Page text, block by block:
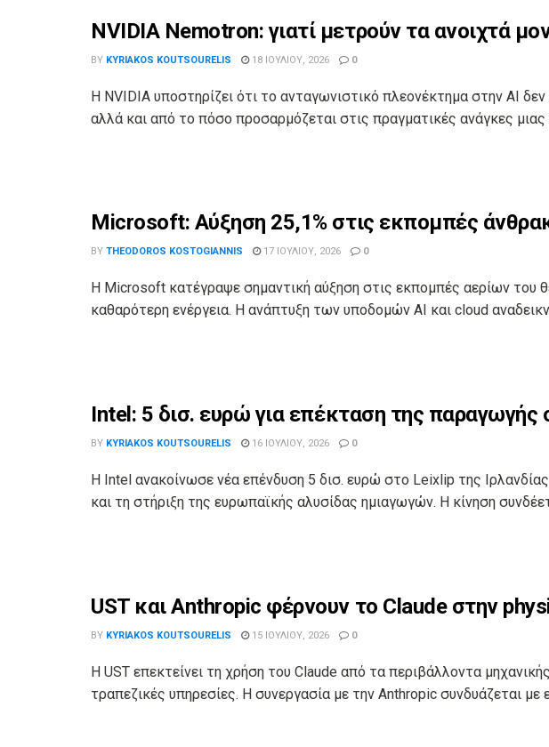
NVIDIA Nemotron: γιατί μετρούν τα ανοιχτά
BY KYRIAKOS KOUTSOURELIS 18 ΙΟΥΛΊΟΥ, 2026 0
Η NVIDIA υποστηρίζει ότι το ανταγωνιστικό πλεονέκτημα στην AI
αλλά και από το πόσο προσαρμόζεται στις πραγματικές ανάγκες μιας
Microsoft: Αύξηση 25,1% στις εκπομπές
BY THEODOROS KOSTOGIANNIS 17 ΙΟΥΛΊΟΥ, 2026 0
Η Microsoft κατέγραψε σημαντική αύξηση στις εκπομπές αερίων του
καθαρότερη ενέργεια. Η ανάπτυξη των υποδομών AI και cloud
Intel: 5 δισ. ευρώ για επέκταση της
BY KYRIAKOS KOUTSOURELIS 16 ΙΟΥΛΊΟΥ, 2026 0
Η Intel ανακοίνωσε νέα επένδυση 5 δισ. ευρώ στο Leixlip της
και τη στήριξη της ευρωπαϊκής αλυσίδας ημιαγωγών. Η κίνηση
UST και Anthropic φέρνουν το Claude στην
BY KYRIAKOS KOUTSOURELIS 15 ΙΟΥΛΊΟΥ, 2026 0
Η UST επεκτείνει τη χρήση του Claude από τα περιβάλλοντα
τραπεζικές υπηρεσίες. Η συνεργασία με την Anthropic συνδυάζεται